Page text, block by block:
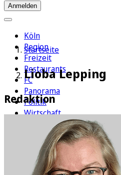
Anmelden
Köln
Region
Freizeit
Restaurants
FC
Panorama
Politik
Wirtschaft
Newsletter
E-Paper
Startseite
Lioba Lepping
Redaktion